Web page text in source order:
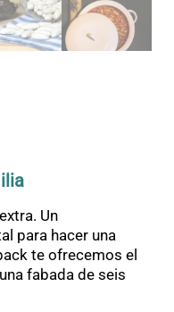
Un
para hacer una
te ofrecemos el
fabada de seis